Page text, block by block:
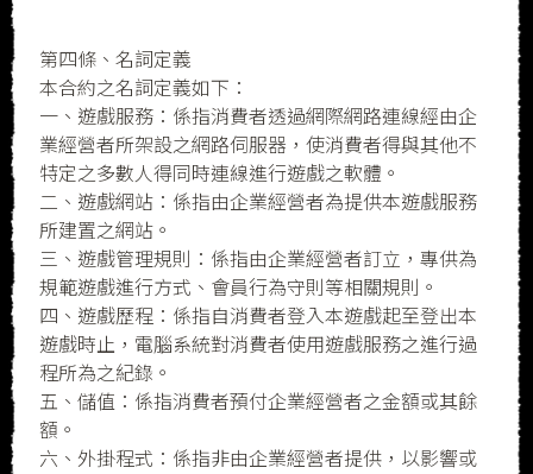
第四條、名詞定義
本合約之名詞定義如下：
一、遊戲服務：係指消費者透過網際網路連線經由企
業經營者所架設之網路伺服器，使消費者得與其他不
特定之多數人得同時連線進行遊戲之軟體。
二、遊戲網站：係指由企業經營者為提供本遊戲服務
所建置之網站。
三、遊戲管理規則：係指由企業經營者訂立，專供為
規範遊戲進行方式、會員行為守則等相關規則。
四、遊戲歷程：係指自消費者登入本遊戲起至登出本
遊戲時止，電腦系統對消費者使用遊戲服務之進行過
程所為之紀錄。
五、儲值：係指消費者預付企業經營者之金額或其餘
額。
六、外掛程式：係指非由企業經營者提供，以影響或